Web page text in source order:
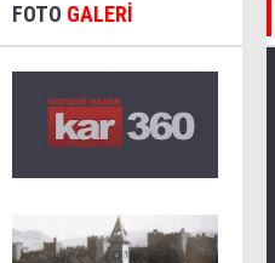
FOTO GALERİ